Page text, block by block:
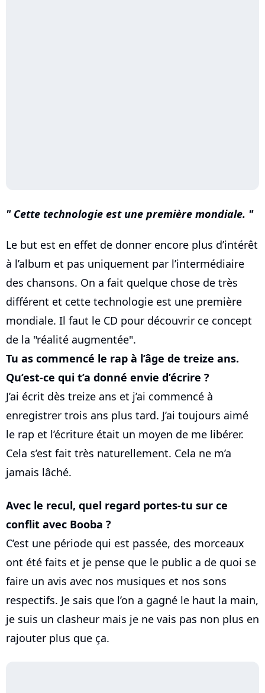
Cette technologie est une première mondiale.
Le but est en effet de donner encore plus d’intérêt
à l’album et pas uniquement par l’intermédiaire
des chansons. On a fait quelque chose de très
différent et cette technologie est une première
mondiale. Il faut le CD pour découvrir ce concept
de la "réalité augmentée".
Tu as commencé le rap à l’âge de treize ans.
Qu’est-ce qui t’a donné envie d’écrire ?
J’ai écrit dès treize ans et j’ai commencé à
enregistrer trois ans plus tard. J’ai toujours aimé
le rap et l’écriture était un moyen de me libérer.
Cela s’est fait très naturellement. Cela ne m’a
jamais lâché.
Avec le recul, quel regard portes-tu sur ce
conflit avec Booba ?
C’est une période qui est passée, des morceaux
ont été faits et je pense que le public a de quoi se
faire un avis avec nos musiques et nos sons
respectifs. Je sais que l’on a gagné le haut la main,
je suis un clasheur mais je ne vais pas non plus en
rajouter plus que ça.